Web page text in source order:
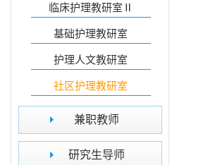
临床护理教研室Ⅱ
基础护理教研室
护理人文教研室
社区护理教研室
兼职教师
研究生导师